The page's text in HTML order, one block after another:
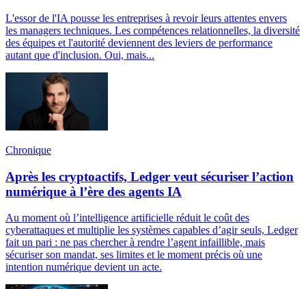
L'essor de l'IA pousse les entreprises à revoir leurs attentes envers
les managers techniques. Les compétences relationnelles, la diversité
des équipes et l'autorité deviennent des leviers de performance
autant que d'inclusion. Oui, mais...
Chronique
Après les cryptoactifs, Ledger veut sécuriser l’action
numérique à l’ère des agents IA
Au moment où l’intelligence artificielle réduit le coût des
cyberattaques et multiplie les systèmes capables d’agir seuls, Ledger
fait un pari : ne pas chercher à rendre l’agent infaillible, mais
sécuriser son mandat, ses limites et le moment précis où une
intention numérique devient un acte.